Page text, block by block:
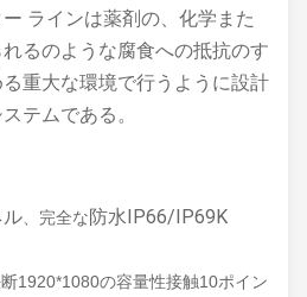
ラインは薬剤の、化学また
るのような腐食への抵抗のす
重大な環境で行うように設計
テムである。
ル 、完全な防水IP66/IP69K
1920*1080の容量性接触10ポイン